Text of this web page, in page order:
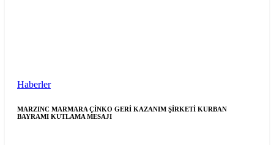
Haberler
MARZINC MARMARA ÇİNKO GERİ KAZANIM ŞİRKETİ KURBAN
BAYRAMI KUTLAMA MESAJI